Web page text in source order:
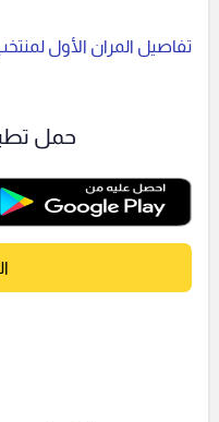
تفاصيل المران الأول
حمل